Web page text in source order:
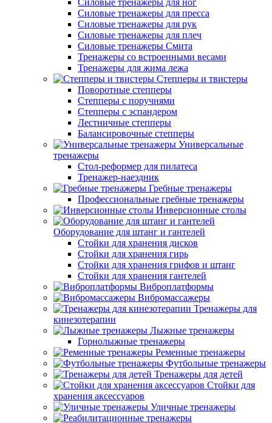
Силовые тренажеры для ног
Силовые тренажеры для пресса
Силовые тренажеры для рук
Силовые тренажеры для плеч
Силовые тренажеры Смита
Тренажеры со встроенными весами
Тренажеры для жима лежа
Степперы и твистеры
Поворотные степперы
Степперы с поручнями
Степперы с эспандером
Лестничные степперы
Балансировочные степперы
Универсальные
тренажеры
Стол-реформер для пилатеса
Тренажер-наездник
Гребные тренажеры
Профессиональные гребные тренажеры
Инверсионные столы
Оборудование для штанг и гантелей
Стойки для хранения дисков
Стойки для хранения гирь
Стойки для хранения грифов и штанг
Стойки для хранения гантелей
Виброплатформы
Вибромассажеры
Тренажеры для
кинезотерапии
Лыжные тренажеры
Горнолыжные тренажеры
Ременные тренажеры
Футбольные тренажеры
Тренажеры для детей
Стойки для
хранения аксессуаров
Уличные тренажеры